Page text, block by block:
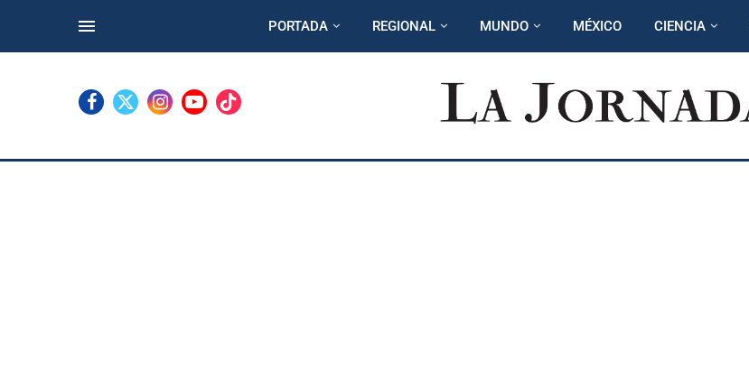
PORTADA REGIONAL MUNDO MÉXICO CIENCIA